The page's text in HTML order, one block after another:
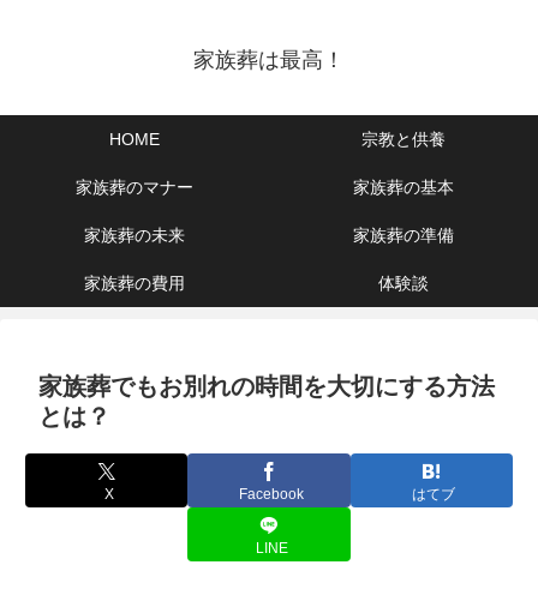
家族葬は最高！
HOME 宗教と供養
家族葬のマナー 家族葬の基本
家族葬の未来 家族葬の準備
家族葬の費用 体験談
家族葬でもお別れの時間を大切にする方法
とは？
X Facebook はてブ
LINE